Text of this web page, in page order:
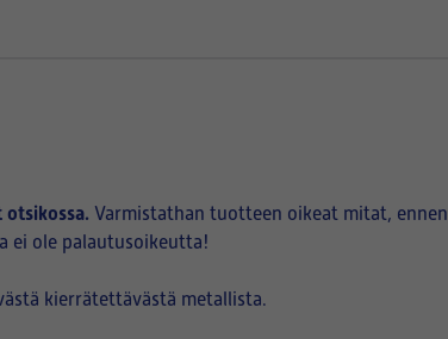
Varmistathan tuotteen oikeat mitat, ennen
ei ole palautusoikeutta!
kierrätettävästä metallista.